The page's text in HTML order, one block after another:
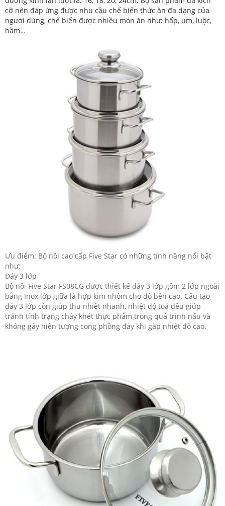
cỡ nên đáp ứng được nhu cầu chế biến thức ăn đa dạng của
người dùng, chế biến được nhiều món ăn như: hấp, um, luộc,
hầm…
Ưu điểm: Bộ nồi cao cấp Five Star có những tính năng nổi bật
như:
Đáy 3 lớp
Bộ nồi Five Star FS08CG được thiết kế đáy 3 lớp gồm 2 lớp ngoài
bằng Inox lớp giữa là hợp kim nhôm cho độ bền cao. Cấu tạo
đáy 3 lớp còn giúp thu nhiệt nhanh, nhiệt độ toả đều giúp
tránh tính trạng cháy khét thực phẩm trong quá trình nấu và
không gây hiện tượng cong phồng đáy khi gặp nhiệt độ cao.